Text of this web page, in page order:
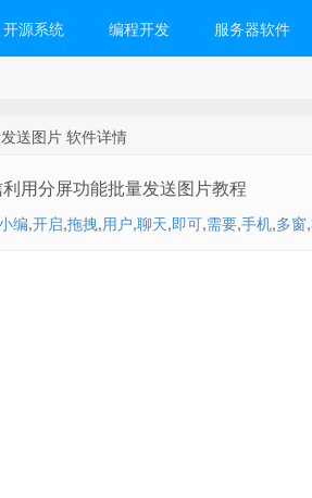
开源系统 编程开发 服务器软件
送图片 软件详情
用分屏功能批量发送图片教程
编,开启,拖拽,用户,聊天,即可,需要,手机,多窗,